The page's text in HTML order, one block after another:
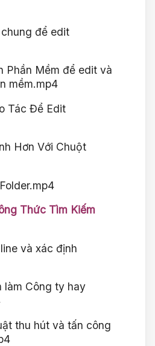
chung để edit
Phần Mềm để edit và
mềm.mp4
Tác Để Edit
Hơn Với Chuột
Thức Tìm Kiếm
và xác định
làm Công ty hay
thu hút và tấn công